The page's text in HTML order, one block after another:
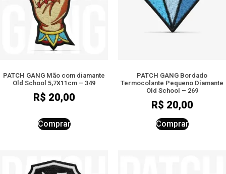
PATCH GANG Mão com diamante
Old School 5,7X11cm – 349
R$ 20,00
Comprar
PATCH GANG Bordado
Termocolante Pequeno Diamante
Old School – 269
R$ 20,00
Comprar